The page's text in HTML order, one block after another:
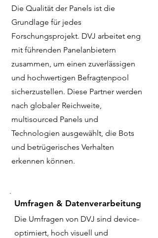
Die Qualität der Panels ist die
Grundlage für jedes
Forschungsprojekt. DVJ arbeitet eng
mit führenden Panelanbietern
zusammen, um einen zuverlässigen
und hochwertigen Befragtenpool
sicherzustellen. Diese Partner werden
nach globaler Reichweite,
multisourced Panels und
Technologien ausgewählt, die Bots
und betrügerisches Verhalten
erkennen können.
Umfragen & Datenverarbeitung
Die Umfragen von DVJ sind device-
optimiert, hoch visuell und